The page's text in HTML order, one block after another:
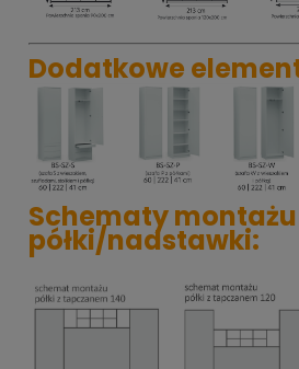
Dodatkowe
Schematy montażu
półki/nadstawki: